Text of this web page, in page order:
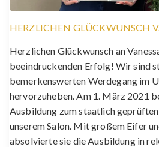
HERZLICHEN GLÜCKWUNSCH
Herzlichen Glückwunsch an
beeindruckenden Erfolg! Wir sind
bemerkenswerten Werdegang im
hervorzuheben. Am 1. März 2021
Ausbildung zum staatlich
unserem Salon. Mit großem Eifer
absolvierte sie die Ausbildung in